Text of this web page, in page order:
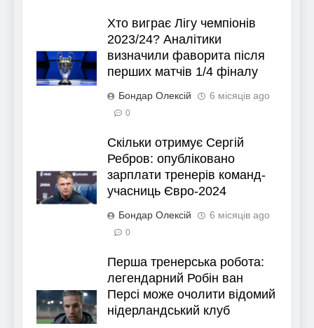
Хто виграє Лігу чемпіонів
2023/24? Аналітики
визначили фаворита після
перших матчів 1/4 фіналу
Бондар Олексій 6 місяців ago
0
Скільки отримує Сергій
Ребров: опубліковано
зарплати тренерів команд-
учасниць Євро-2024
Бондар Олексій 6 місяців ago
0
Перша тренерська робота:
легендарний Робін ван
Персі може очолити відомий
нідерландський клуб